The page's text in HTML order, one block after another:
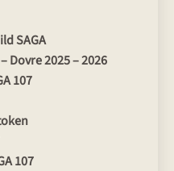
SAGA
Dovre 2025 – 2026
107
107